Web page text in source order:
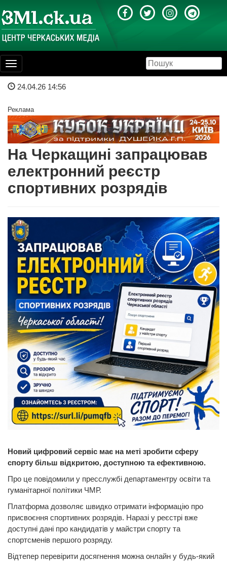
Toggle
navigation
24.04.26 14:56
Реклама
На Черкащині запрацював
електронний реєстр
спортивних розрядів
Новий цифровий сервіс має на меті зробити сферу
спорту більш відкритою, доступною та ефективною.
Про це повідомили у пресслужбі департаментру освіти та
гуманітарної політики ЧМР.
Платформа дозволяє швидко отримати інформацію про
присвоєння спортивних розрядів. Наразі у реєстрі вже
доступні дані про кандидатів у майстри спорту та
спортсменів першого розряду.
Відтепер перевірити досягнення можна онлайн у будь-який